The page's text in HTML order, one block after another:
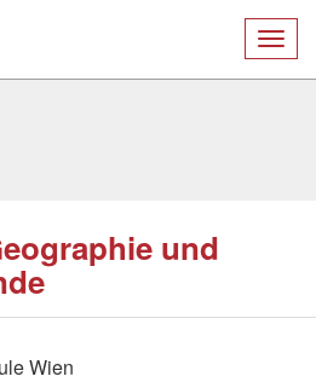
und
Wien